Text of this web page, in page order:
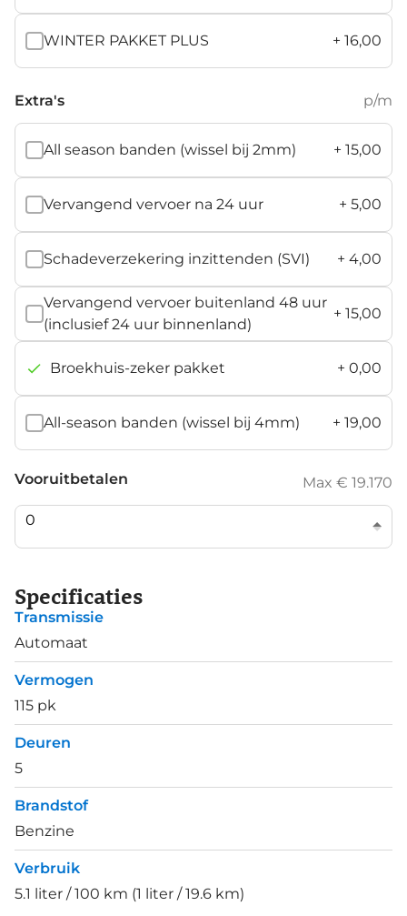
WINTER PAKKET PLUS + 16,00
Extra's p/m
All season banden (wissel bij 2mm) + 15,00
Vervangend vervoer na 24 uur + 5,00
Schadeverzekering inzittenden (SVI) + 4,00
Vervangend vervoer buitenland 48 uur
(inclusief 24 uur binnenland)
+ 15,00
Broekhuis-zeker pakket + 0,00
All-season banden (wissel bij 4mm) + 19,00
Vooruitbetalen Max € 19.170
Specificaties
Transmissie
Automaat
Vermogen
115 pk
Deuren
5
Brandstof
Benzine
Verbruik
5.1 liter / 100 km (1 liter / 19.6 km)